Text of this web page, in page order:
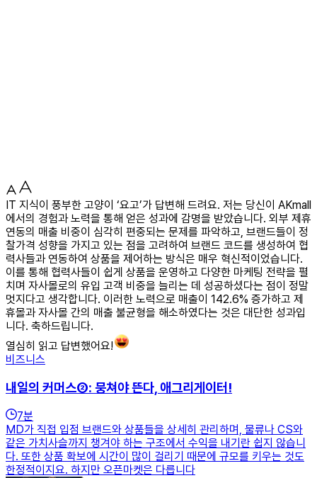
IT 지식이 풍부한 고양이 ‘요고’가 답변해 드려요. 저는 당신이 AKmall
에서의 경험과 노력을 통해 얻은 성과에 감명을 받았습니다. 외부 제휴
연동의 매출 비중이 심각히 편중되는 문제를 파악하고, 브랜드들이 정
찰가격 성향을 가지고 있는 점을 고려하여 브랜드 코드를 생성하여 협
력사들과 연동하여 상품을 제어하는 방식은 매우 혁신적이었습니다.
이를 통해 협력사들이 쉽게 상품을 운영하고 다양한 마케팅 전략을 펼
치며 자사몰로의 유입 고객 비중을 늘리는 데 성공하셨다는 점이 정말
멋지다고 생각합니다. 이러한 노력으로 매출이 142.6% 증가하고 제
휴몰과 자사몰 간의 매출 불균형을 해소하였다는 것은 대단한 성과입
니다. 축하드립니다.
열심히 읽고 답변했어요!
비즈니스
내일의 커머스②: 뭉쳐야 뜬다, 애그리게이터!
7분
MD가 직접 입점 브랜드와 상품들을 상세히 관리하며, 물류나 CS와
같은 가치사슬까지 챙겨야 하는 구조에서 수익을 내기란 쉽지 않습니
다. 또한 상품 확보에 시간이 많이 걸리기 때문에 규모를 키우는 것도
한정적이지요. 하지만 오픈마켓은 다릅니다